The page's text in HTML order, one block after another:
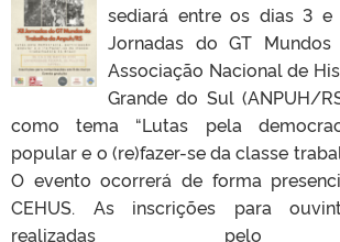
sediará entre os dias 3
Jornadas do GT
Associação Nacional de
Grande do Sul (ANPUH/
como tema “Lutas pela
popular e o (re)fazer-se da classe
O evento ocorrerá de forma
CEHUS. As inscrições para
realizadas pelo